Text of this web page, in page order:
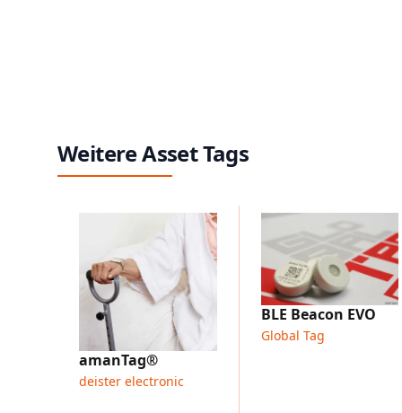
Weitere Asset Tags
amanTag®
deister electronic
BLE Beacon EVO
Global Tag